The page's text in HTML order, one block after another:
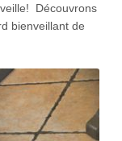
Découvrons
bienveillant de